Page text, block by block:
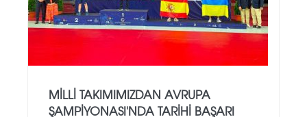
MILLI TAKIMIMIZDAN AVRUPA
ŞAMPIYONASI'NDA TARIHI BAŞARI